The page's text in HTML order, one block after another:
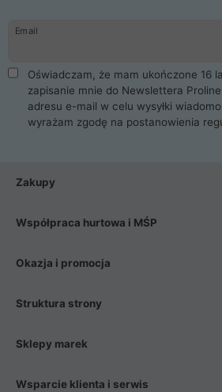
Email
Oświadczam, że mam ukończone 16
zapisanie mnie do Newslettera
adresu e-mail w celu wysyłki
wyrażam zgodę na postanowienia
Zakupy
Współpraca hurtowa i MŚP
Okazja i promocja
Struktura strony
Sklepy marek
Wsparcie klienta i serwis